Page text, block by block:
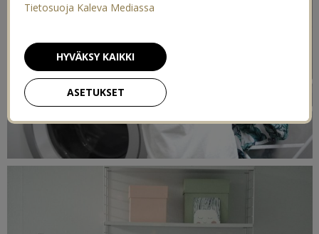
Tietosuoja Kaleva Mediassa
ASETUKSET
HYVÄKSY KAIKKI